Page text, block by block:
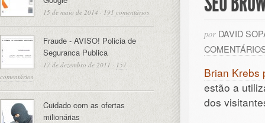
por DAVID
Brian Krebs
estão a
dos
15 de maio de 2014 · 191 comentários
Fraude - AVISO! Policia de
Seguranca Publica
17 de dezembro de 2011 · 157
comentários
Cuidado com as ofertas
milionárias